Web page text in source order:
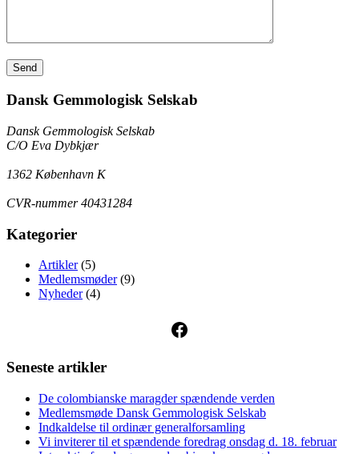
Dansk Gemmologisk Selskab
Dansk Gemmologisk Selskab
C/O Eva Dybkjær
1362 København K
CVR-nummer 40431284
Kategorier
Artikler(5)
Medlemsmøder(9)
Nyheder(4)
Facebook
Seneste artikler
De colombianske maragder spændende verden
Medlemsmøde Dansk Gemmologisk Selskab
Indkaldelse til ordinær generalforsamling
Vi inviterer til et spændende foredrag onsdag d. 18. februar